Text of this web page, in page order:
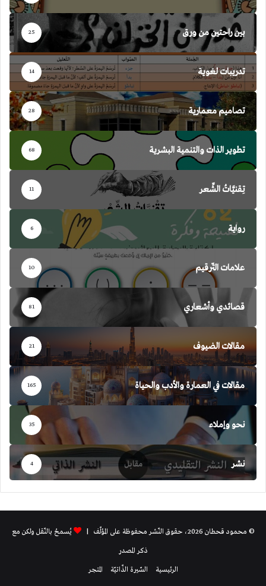
بين راحتين من ورق 25
تدريبات لغوية 14
تصاميم معمارية 28
تطوير الذات والتنمية البشرية 68
تِقنيَّاتُ الشِّعر 11
رواية 6
علامات التّرقيم 10
قصائدي وأشعاري 81
مقالات الضيوف 21
مقالات في العمارة والأدب والحياة 165
نحو وإملاء 35
نشر 4
© محمود قحطان 2026، حقوق النّشر محفوظة على المؤلّف |
يُسمحُ بالنّقل ولكن مع
ذكر المصدر
الرئيسية
السّيرة الذّاتيّة المتجر